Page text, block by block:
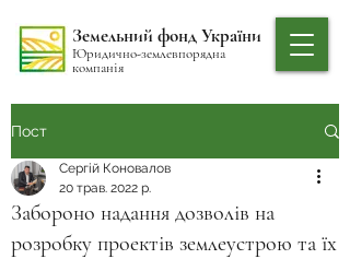
Земельний фонд України
Юридично-землевпорядна
компанія
Пост
Забороно надання дозволів на
розробку проектів землеустрою та їх
Сергій Коновалов
20 трав. 2022 р.